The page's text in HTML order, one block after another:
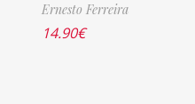
Ernesto Ferreira
14.90€